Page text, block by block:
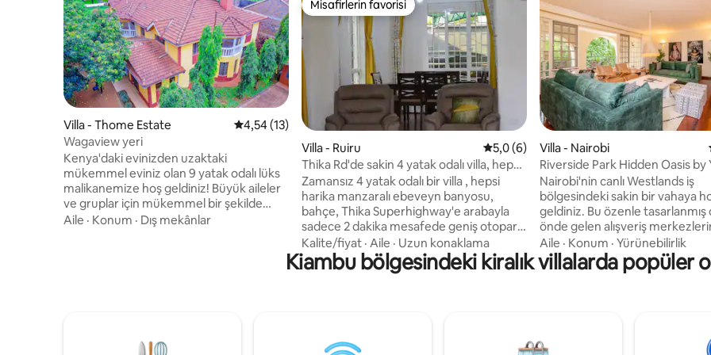
Villa - Thome Estate 5 üzerinden ortalama 4,54 puan, 13 değerlendirme
4,54 (13)
Wagaview yeri
Kenya'daki evinizden uzaktaki
mükemmel eviniz olan 9 yatak odalı lüks
malikanemize hoş geldiniz! Büyük aileler
ve gruplar için mükemmel bir şekilde
tasarlanmış olan bu geniş mekân,
güvenilir bir jeneratörün keyfini çıkarın.
Aile · Konum · Dış mekânlar
Misafirlerin favorisi
Misafirlerin favorisi
Villa - Ruiru 5 üzerinden ortalama 5,0 puan, 6
5,0 (6)
Thika Rd'de sakin 4 yatak odalı villa, hepsi
ebeveyn banyolu!
Zamansız 4 yatak odalı bir villa , hepsi
harika manzaralı ebeveyn banyosu,
bahçe, Thika Superhighway'e arabayla
sadece 2 dakika mesafede geniş otopark.
Geniş pencereler, yüksek tavanlar, ahşap
zemin, cam merdivenler, çatı terası,
güneş enerjisi yedeklemesi, hızlı internet
Ailenizi, arkadaşlarınızı bu harika yere
Kalite/fiyat · Aile · Uzun konaklama
Villa - Nairobi
Riverside Park Hidden Oasis
Nairobi
Nairobi'nin canlı Westlands iş
bölgesindeki sakin bir vahaya
geldiniz. Bu özenle tasarlanmış
önde gelen alışveriş
restoranlara ve ofislere birkaç
mesafedeyken yemyeşil
huzurlu bir inziva yeri sunuyor.
sıcak ve davetkar bir ortam
Nairobi'nin hareketli şehir
Aile · Konum · Yürünebilirlik
Kiambu bölgesindeki kiralık villalarda popüler